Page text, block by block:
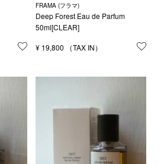
お気に入りに登録する
FRAMA (フラマ)
Deep Forest Eau de Parfum
50ml[CLEAR]
¥ 19,800